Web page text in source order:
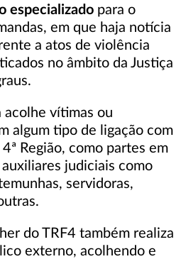
especializado para o
em que haja notícia
a atos de violência
no âmbito da Justiça
acolhe vítimas ou
algum tipo de ligação com
Região, como partes em
judiciais como
servidoras,
do TRF4 também realiza
externo, acolhendo e